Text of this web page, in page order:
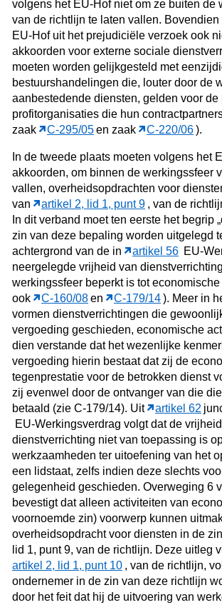
volgens het EU-Hof niet om ze buiten de
van de richtlijn te laten vallen.
EU-Hof uit het prejudiciële verzoek ook
akkoorden voor externe sociale
moeten worden gelijkgesteld met
bestuurshandelingen die, louter door de
aanbestedende diensten, gelden voor de
profitorganisaties die hun
zaak
C‑295/05en zaak C‑220/06).
In de tweede plaats moeten volgens het
akkoorden, om binnen de werkingssfeer
vallen, overheidsopdrachten voor
van
artikel 2, lid 1, punt 9 , van de
In dit verband moet ten eerste het begrip
zin van deze bepaling worden uitgelegd
achtergrond van de in
artikel 56 EU-
neergelegde vrijheid van
werkingssfeer beperkt is tot
ook
C‑160/08en C‑179/14). Meer in
vormen dienstverrichtingen die
vergoeding geschieden, economische
dien verstande dat het wezenlijke
vergoeding hierin bestaat dat zij de
tegenprestatie voor de betrokken dienst
zij evenwel door de ontvanger van die
betaald (zie C‑179/14). Uit
artikel 62
EU-Werkingsverdrag volgt dat de
dienstverrichting niet van toepassing is
werkzaamheden ter uitoefening van het
een lidstaat, zelfs indien deze slechts
gelegenheid geschieden. Overweging 6
bevestigt dat alleen activiteiten van
voornoemde zin) voorwerp kunnen
overheidsopdracht voor diensten in de
lid 1, punt 9, van de richtlijn. Deze uitleg
artikel 2, lid 1, punt 10 , van de richtlijn,
ondernemer in de zin van deze richtlijn
door het feit dat hij de uitvoering van